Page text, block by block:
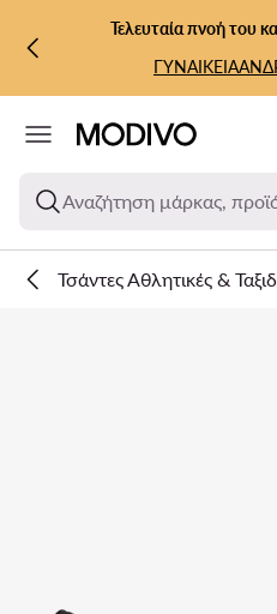
ΜΕΤΆΒΑΣΗ ΣΤΟ ΚΎΡΙΟ
ΜΕΤΆΒΑΣΗ ΣΤΗΝΤελευταία πνοή του
ΓΥΝΑΙΚΕΙΑ
Αναζήτηση μάρκας,
Τσάντες Αθλητικές &